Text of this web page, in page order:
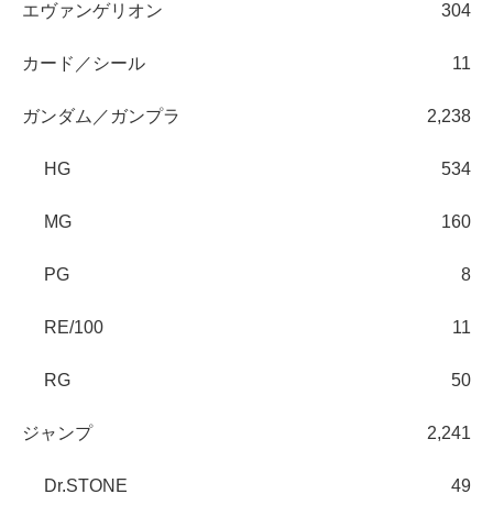
エヴァンゲリオン 304
カード／シール 11
ガンダム／ガンプラ 2,238
HG 534
MG 160
PG 8
RE/100 11
RG 50
ジャンプ 2,241
Dr.STONE 49